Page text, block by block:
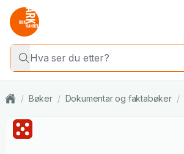
/ Bøker / Dokumentar og faktabøker /